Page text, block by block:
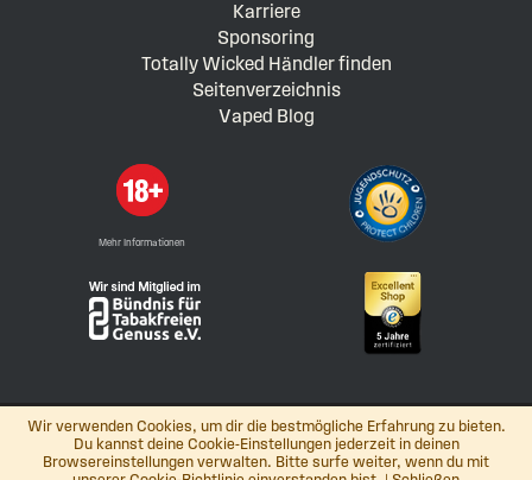
Wir verwenden Cookies, um dir die bestmögliche Erfahrung zu bieten.
Du kannst deine Cookie-Einstellungen jederzeit in deinen
Browsereinstellungen verwalten. Bitte surfe weiter, wenn du mit
Karriere
Sponsoring
Totally Wicked Händler finden
Seitenverzeichnis
Vaped Blog
Mehr Informationen